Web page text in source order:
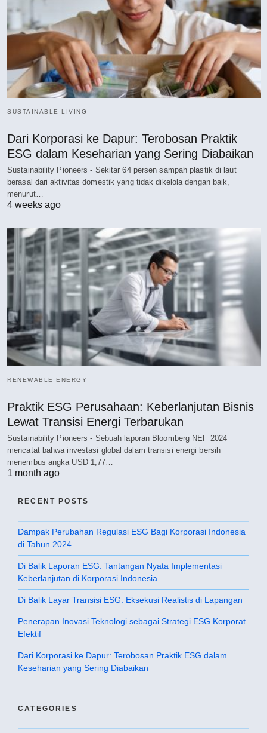
SUSTAINABLE LIVING
Dari Korporasi ke Dapur: Terobosan Praktik
ESG dalam Keseharian yang Sering Diabaikan
Sustainability Pioneers - Sekitar 64 persen sampah plastik di laut
berasal dari aktivitas domestik yang tidak dikelola dengan baik,
menurut…
4 weeks ago
RENEWABLE ENERGY
Praktik ESG Perusahaan: Keberlanjutan Bisnis
Lewat Transisi Energi Terbarukan
Sustainability Pioneers - Sebuah laporan Bloomberg NEF 2024
mencatat bahwa investasi global dalam transisi energi bersih
menembus angka USD 1,77…
1 month ago
RECENT POSTS
Dampak Perubahan Regulasi ESG Bagi Korporasi Indonesia
di Tahun 2024
Di Balik Laporan ESG: Tantangan Nyata Implementasi
Keberlanjutan di Korporasi Indonesia
Di Balik Layar Transisi ESG: Eksekusi Realistis di Lapangan
Penerapan Inovasi Teknologi sebagai Strategi ESG Korporat
Efektif
Dari Korporasi ke Dapur: Terobosan Praktik ESG dalam
Keseharian yang Sering Diabaikan
CATEGORIES